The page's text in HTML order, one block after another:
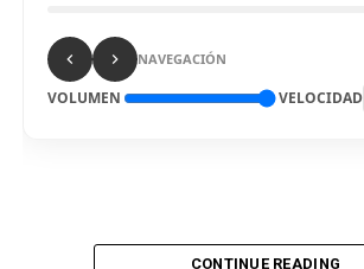
Comparte esto:
NAVEGACIÓN
VOLUMEN VELOCIDAD
CONTINUE READING